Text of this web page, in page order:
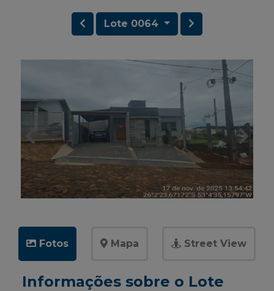
Lote 0064
Fotos Mapa Street View
Informações sobre o Lote